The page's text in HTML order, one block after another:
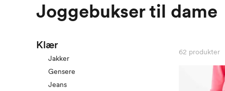
Joggebukser til dame
Klær
Jakker
Gensere
Jeans
62 produkter